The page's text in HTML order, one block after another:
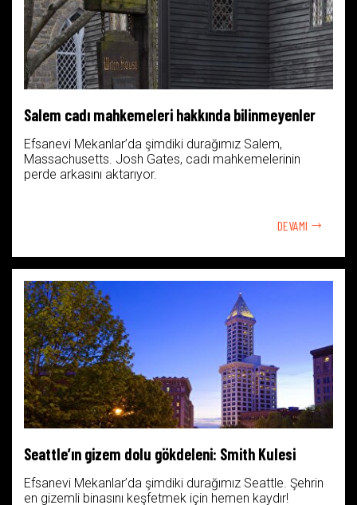
Salem cadı mahkemeleri hakkında bilinmeyenler
Efsanevi Mekanlar’da şimdiki durağımız Salem,
Massachusetts. Josh Gates, cadı mahkemelerinin
perde arkasını aktarıyor.
DEVAMI
Seattle’ın gizem dolu gökdeleni: Smith Kulesi
Efsanevi Mekanlar’da şimdiki durağımız Seattle. Şehrin
en gizemli binasını keşfetmek için hemen kaydır!